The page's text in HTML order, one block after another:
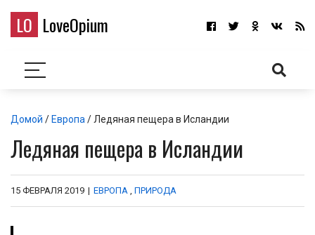
LO LoveOpium
Домой / Европа / Ледяная пещера в Исландии
Ледяная пещера в Исландии
15 ФЕВРАЛЯ 2019 | ЕВРОПА , ПРИРОДА